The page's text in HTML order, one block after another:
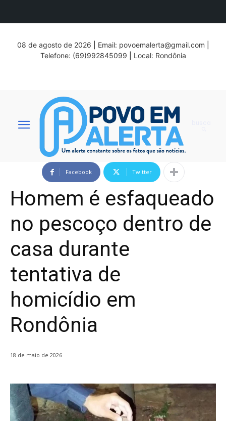
08 de agosto de 2026 Email: povoemalerta@gmail.com
Telefone: (69)992845099
Local: Rondônia
Facebook Twitter
Homem é esfaqueado
no pescoço dentro de
casa durante
tentativa de
homicídio em
Rondônia
18 de maio de 2026